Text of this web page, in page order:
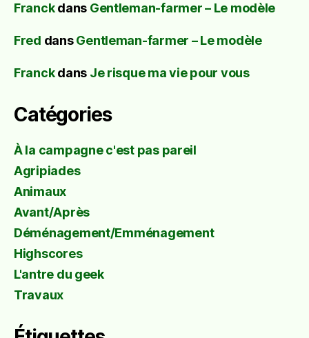
Franckdans Gentleman-farmer – Le modèle
Fred dansGentleman-farmer – Le modèle
Franckdans Je risque ma vie pour vous
Catégories
À la campagne c'est pas pareil
Agripiades
Animaux
Avant/Après
Déménagement/Emménagement
Highscores
L'antre du geek
Travaux